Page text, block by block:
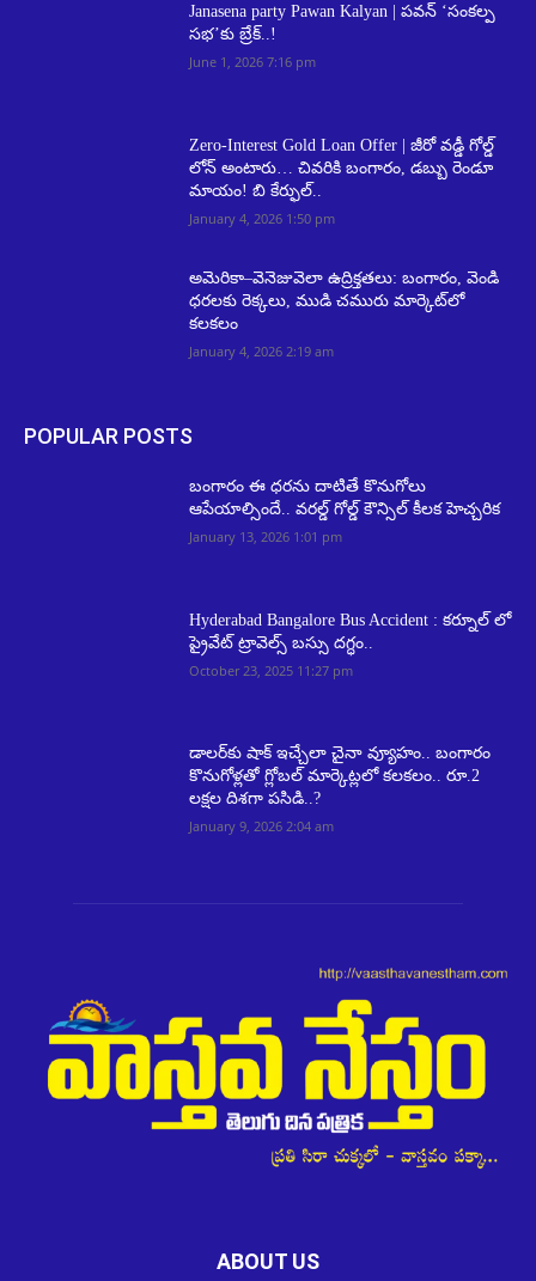
Janasena party Pawan Kalyan | పవన్ ‘సంకల్ప
సభ’కు బ్రేక్..!
June 1, 2026 7:16 pm
Zero-Interest Gold Loan Offer | జీరో వడ్డీ గోల్డ్
లోన్ అంటారు… చివరికి బంగారం, డబ్బు రెండూ
మాయం! బి కేర్ఫుల్..
January 4, 2026 1:50 pm
అమెరికా–వెనెజువెలా ఉద్రిక్తతలు: బంగారం, వెండి
ధరలకు రెక్కలు, ముడి చమురు మార్కెట్‌లో
కలకలం
January 4, 2026 2:19 am
POPULAR POSTS
బంగారం ఈ ధరను దాటితే కొనుగోలు
ఆపేయాల్సిందే.. వరల్డ్ గోల్డ్ కౌన్సిల్ కీలక హెచ్చరిక
January 13, 2026 1:01 pm
Hyderabad Bangalore Bus Accident : కర్నూల్ లో
ప్రైవేట్ ట్రావెల్స్ బస్సు దగ్ధం..
October 23, 2025 11:27 pm
డాలర్‌కు షాక్ ఇచ్చేలా చైనా వ్యూహం.. బంగారం
కొనుగోళ్లతో గ్లోబల్ మార్కెట్లలో కలకలం.. రూ.2
లక్షల దిశగా పసిడి..?
January 9, 2026 2:04 am
ABOUT US